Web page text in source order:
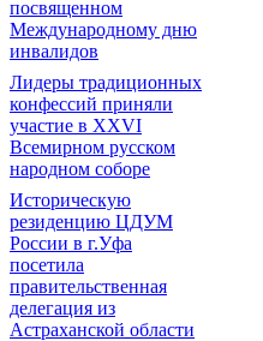
посвященном
Международному дню
инвалидов
Лидеры традиционных
конфессий приняли
участие в XXVI
Всемирном русском
народном соборе
Историческую
резиденцию ЦДУМ
России в г.Уфа
посетила
правительственная
делегация из
Астраханской области